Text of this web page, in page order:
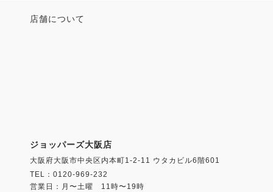
店舗について
ジョッパーズ大阪店
大阪府大阪市中央区内本町1-2-11 ウタカビル6階601
TEL：0120-969-232
営業日：月〜土曜 11時〜19時